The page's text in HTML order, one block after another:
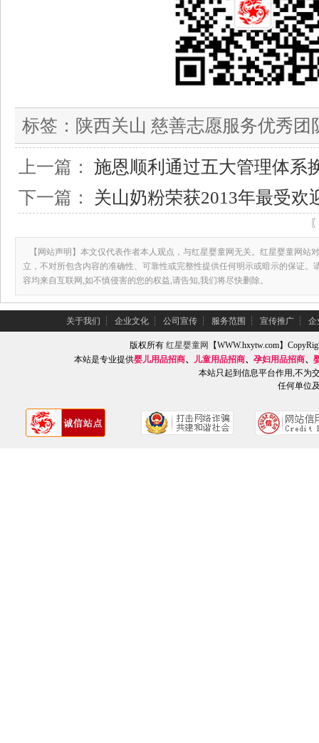
标签： 陕西关山 慈善志愿服务优秀团
上一篇： 施恩顺利通过五大管理体系
下一篇： 关山奶粉荣获2013年最受欢
【网站声明】本文仅代表作者本人观点，与红星婴童网无关。红星婴童网站
立，不对所包含内容的准确性、可靠性或完整性提供任何明示或暗示的保证。
容均来自互联网,如不慎侵害的您的权益,请告知,我们将尽快删除。
关于我们 ┆ 企业文化 ┆ 公司宣传 ┆ 服务范围 ┆ 宣传推广 ┆ 企
版权所有红星婴童网
【WWW.hxytw.com】
本站是专业提供婴儿用品招商、 儿童用品招商、 孕妇用品招商、
本站只起到信息平台作用,不为
任何单位